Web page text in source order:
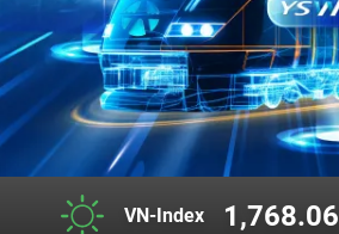
VN-Index 1,768.06